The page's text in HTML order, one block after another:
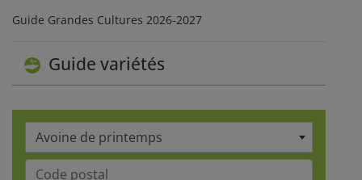
Guide Grandes Cultures 2026-2027
Guide variétés
Avoine de printemps